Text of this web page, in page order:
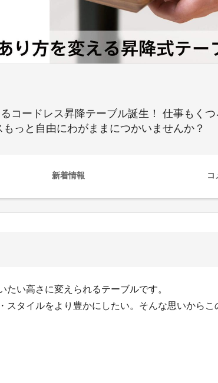
コードレス昇降テーブル誕生！ 仕事もく
っと自由にわがままにつかいませんか？
新着情報 コ
たい高さに変えられるテーブルです。
スタイルをより豊かにしたい。そんな思いからこ